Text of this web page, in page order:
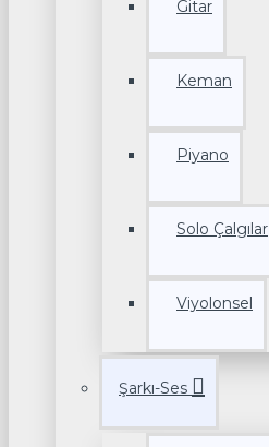
Gitar
Keman
Piyano
Solo Çalgılar
Viyolonsel
Şarkı-Ses